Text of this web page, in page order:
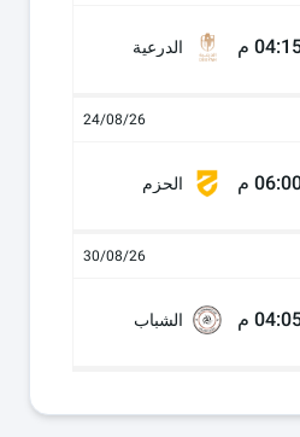
م الدرعية
24/08/26
م الحزم
30/08/26
م الشباب